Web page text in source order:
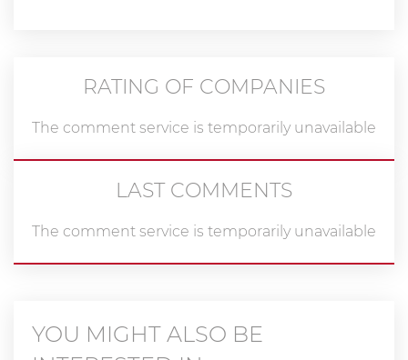
RATING OF COMPANIES
The comment service is temporarily unavailable
LAST COMMENTS
The comment service is temporarily unavailable
YOU MIGHT ALSO BE